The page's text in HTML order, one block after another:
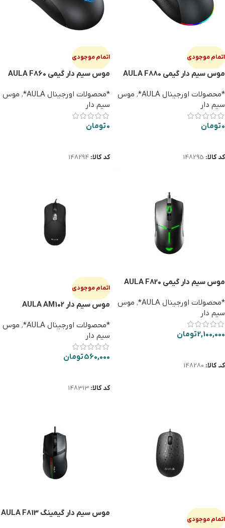
اتمام موجودی
موس سيم دار گيمي AULA F880
*محصولات اورجینال AULA* , موس
سیم دار
0تومان
کد کالا: 148295
اتمام موجودی
موس سيم دار گيمي AULA F860
*محصولات اورجینال AULA* , موس
سیم دار
0تومان
کد کالا: 148294
موس سیم دار گیمی AULA F820
*محصولات اورجینال AULA*
, موس
سیم دار
2,100,000تومان
کد کالا: 148280
اتمام موجودی
موس سیم دار AULA AM102
*محصولات اورجینال AULA* , موس
سیم دار
560,000تومان
کد کالا: 148313
اتمام موجودی
موس سیم دار گیمینگ AULA F813